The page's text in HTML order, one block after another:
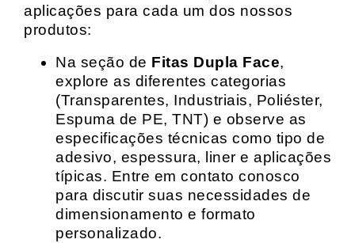
aplicações para cada um dos nossos
produtos:
Na seção de Fitas Dupla Face,
explore as diferentes categorias
(Transparentes, Industriais, Poliéster,
Espuma de PE, TNT) e observe as
especificações técnicas como tipo de
adesivo, espessura, liner e aplicações
típicas. Entre em contato conosco
para discutir suas necessidades de
dimensionamento e formato
personalizado.